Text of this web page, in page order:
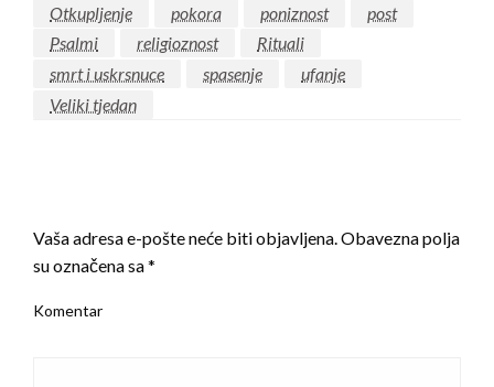
Otkupljenje
pokora poniznost
post
Psalmi
religioznost
Rituali
smrt i uskrsnuce
spasenje
ufanje
Veliki tjedan
Vaša adresa e-pošte neće biti objavljena.Obavezna polja
su označena sa*
Komentar